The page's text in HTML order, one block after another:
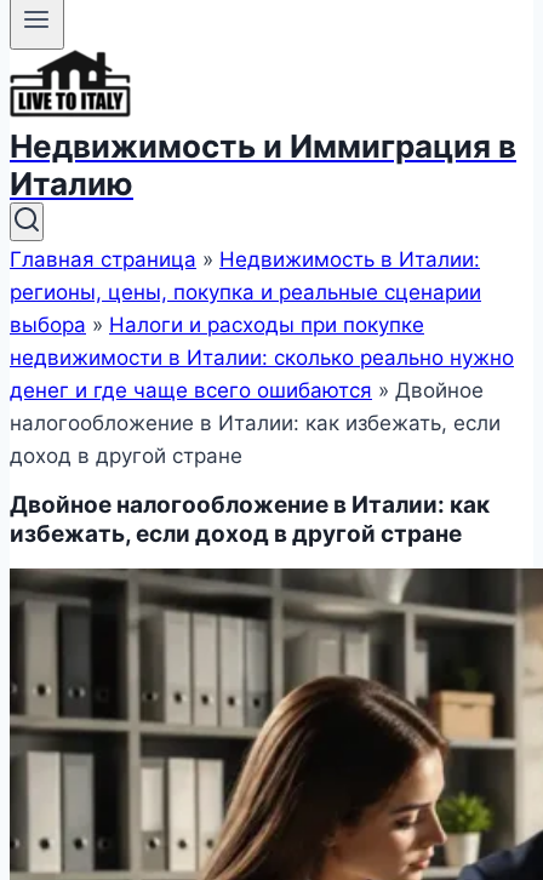
Недвижимость и Иммиграция в
Италию
Главная страница » Недвижимость в Италии:
регионы, цены, покупка и реальные сценарии
выбора » Налоги и расходы при покупке
недвижимости в Италии: сколько реально нужно
денег и где чаще всего ошибаются » Двойное
налогообложение в Италии: как избежать, если
доход в другой стране
Двойное налогообложение в Италии: как
избежать, если доход в другой стране